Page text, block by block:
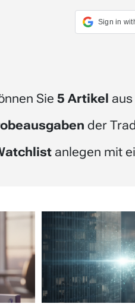
Sign in
Sie 5 Artikel
der
anlegen mit